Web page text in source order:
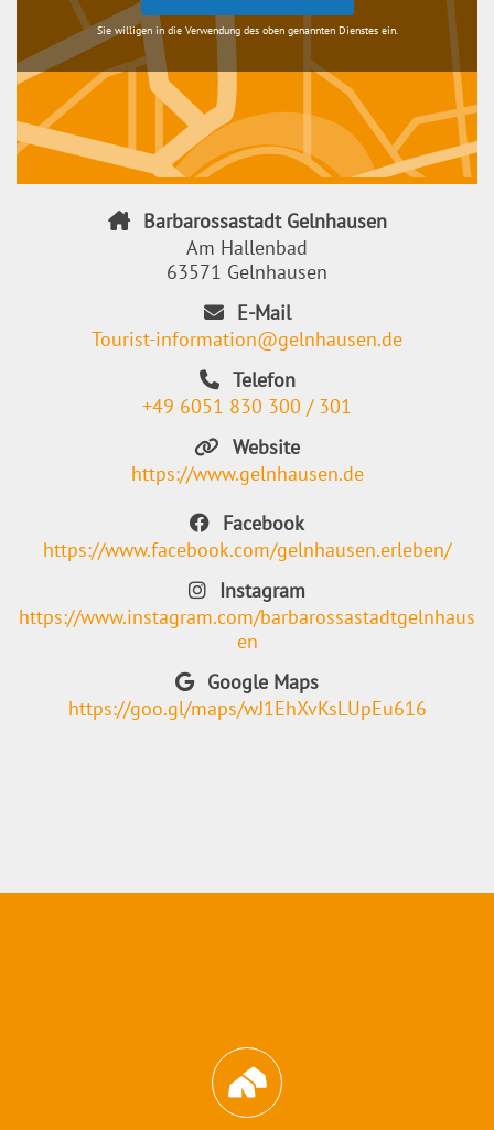
Sie willigen in die Verwendung des oben genannten Dienstes ein.
Barbarossastadt Gelnhausen
Am Hallenbad
63571 Gelnhausen
E-Mail
Tourist-information@gelnhausen.de
Telefon
+49 6051 830 300 / 301
Website
https://www.gelnhausen.de
Facebook
https://www.facebook.com/gelnhausen.erleben/
Instagram
https://www.instagram.com/barbarossastadtgelnhaus
en
Google Maps
https://goo.gl/maps/wJ1EhXvKsLUpEu616
Abschnitt für Icons und Features